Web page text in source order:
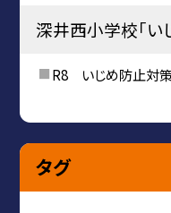
深井西小学校「い
R8 いじめ防止対
タグ